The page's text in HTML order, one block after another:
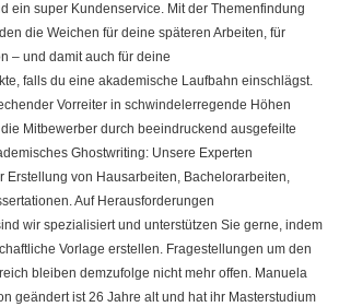
ein super Kundenservice. Mit der Themenfindung
die Weichen für deine späteren Arbeiten, für
– und damit auch für deine
falls du eine akademische Laufbahn einschlägst.
Vorreiter in schwindelerregende Höhen
Mitbewerber durch beeindruckend ausgefeilte
Ghostwriting: Unsere Experten
Erstellung von Hausarbeiten, Bachelorarbeiten,
Auf Herausforderungen
wir spezialisiert und unterstützen Sie gerne, indem
Vorlage erstellen. Fragestellungen um den
bleiben demzufolge nicht mehr offen. Manuela
geändert ist 26 Jahre alt und hat ihr Masterstudium